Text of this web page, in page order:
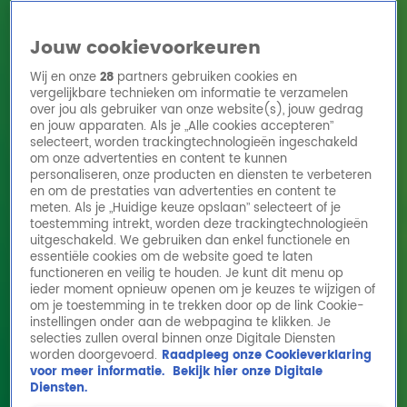
HomeActiesRadioshows DJ'sRadio 10 zendersHitlijsten
Radio luisteren
Volg Radio 10
Zoeken
HomeOnline Radio LuisterenActiesShowsAlle zenders
Gordon staat in oktober op de cover van
Men's Health
11 feb 2026, 08:15
Jouw cookievoorkeuren
Wij en onze28 partners gebruiken cookies en
vergelijkbare technieken om informatie te verzamelen
over jou als gebruiker van onze website(s), jouw gedrag
en jouw apparaten. Als je „Alle cookies accepteren”
selecteert, worden trackingtechnologieën ingeschakeld
om onze advertenties en content te kunnen
personaliseren, onze producten en diensten te verbeteren
en om de prestaties van advertenties en content te
meten. Als je „Huidige keuze opslaan” selecteert of je
toestemming intrekt, worden deze trackingtechnologieën
uitgeschakeld. We gebruiken dan enkel functionele en
essentiële cookies om de website goed te laten
functioneren en veilig te houden. Je kunt dit menu op
ieder moment opnieuw openen om je keuzes te wijzigen of
om je toestemming in te trekken door op de link Cookie-
instellingen onder aan de webpagina te klikken. Je
selecties zullen overal binnen onze Digitale Diensten
worden doorgevoerd. Raadpleeg onze Cookieverklaring
voor meer informatie. Bekijk hier onze Digitale
Diensten.